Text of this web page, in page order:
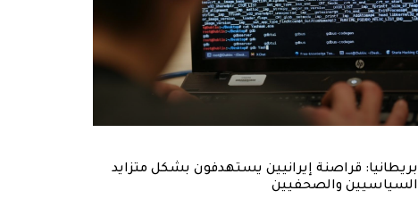
بريطانيا: قراصنة إيرانيين يستهدفون بشكل متزايد
السياسيين والصحفيين